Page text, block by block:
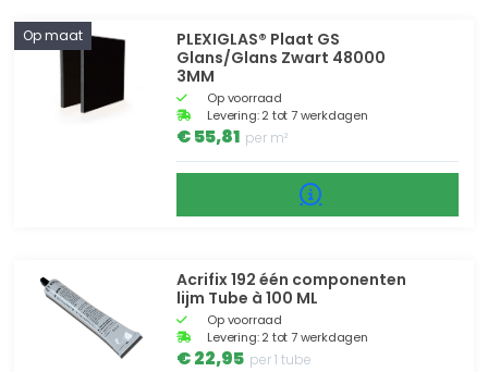
Op maat
PLEXIGLAS® Plaat GS
Glans/Glans Zwart 48000
3MM
Op voorraad
Levering: 2 tot 7 werkdagen
€ 55,81 per m²
Acrifix 192 één componenten
lijm Tube à 100 ML
Op voorraad
Levering: 2 tot 7 werkdagen
€ 22,95 per 1 tube